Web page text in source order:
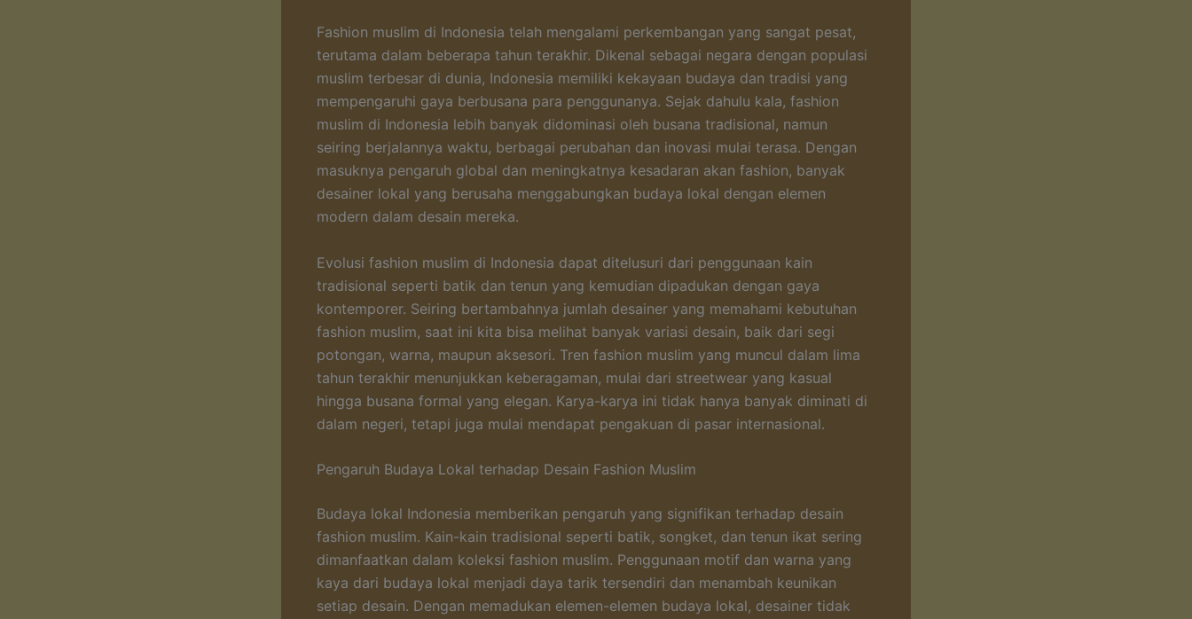
Fashion muslim di Indonesia telah mengalami perkembangan yang sangat pesat,
terutama dalam beberapa tahun terakhir. Dikenal sebagai negara dengan populasi
muslim terbesar di dunia, Indonesia memiliki kekayaan budaya dan tradisi yang
mempengaruhi gaya berbusana para penggunanya. Sejak dahulu kala, fashion
muslim di Indonesia lebih banyak didominasi oleh busana tradisional, namun
seiring berjalannya waktu, berbagai perubahan dan inovasi mulai terasa. Dengan
masuknya pengaruh global dan meningkatnya kesadaran akan fashion, banyak
desainer lokal yang berusaha menggabungkan budaya lokal dengan elemen
modern dalam desain mereka.
Evolusi fashion muslim di Indonesia dapat ditelusuri dari penggunaan kain
tradisional seperti batik dan tenun yang kemudian dipadukan dengan gaya
kontemporer. Seiring bertambahnya jumlah desainer yang memahami kebutuhan
fashion muslim, saat ini kita bisa melihat banyak variasi desain, baik dari segi
potongan, warna, maupun aksesori. Tren fashion muslim yang muncul dalam lima
tahun terakhir menunjukkan keberagaman, mulai dari streetwear yang kasual
hingga busana formal yang elegan. Karya-karya ini tidak hanya banyak diminati di
dalam negeri, tetapi juga mulai mendapat pengakuan di pasar internasional.
Pengaruh Budaya Lokal terhadap Desain Fashion Muslim
Budaya lokal Indonesia memberikan pengaruh yang signifikan terhadap desain
fashion muslim. Kain-kain tradisional seperti batik, songket, dan tenun ikat sering
dimanfaatkan dalam koleksi fashion muslim. Penggunaan motif dan warna yang
kaya dari budaya lokal menjadi daya tarik tersendiri dan menambah keunikan
setiap desain. Dengan memadukan elemen-elemen budaya lokal, desainer tidak